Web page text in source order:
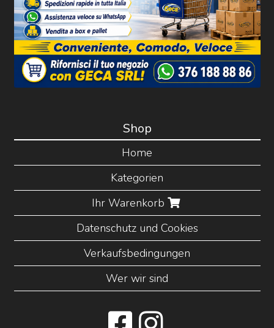
Shop
Home
Kategorien
Ihr Warenkorb
Datenschutz und Cookies
Verkaufsbedingungen
Wer wir sind